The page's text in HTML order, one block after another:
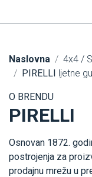
Naslovna 4x4 /
PIRELLI ljetne
O BRENDU
PIRELLI
Osnovan 1872.
postrojenja za
prodajnu mrežu u